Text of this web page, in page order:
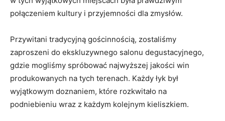
połączeniem ⁣kultury i przyjemności dla zmysłów.
Przywitani tradycyjną ‌gościnnością, zostaliśmy⁣
zaproszeni do ekskluzywnego salonu degustacyjnego,
gdzie mogliśmy⁢ spróbować najwyższej jakości⁤ win
produkowanych ⁣na tych terenach. Każdy łyk był⁤
wyjątkowym doznaniem, które rozkwitało na
⁣podniebieniu wraz z każdym kolejnym ⁤kieliszkiem.